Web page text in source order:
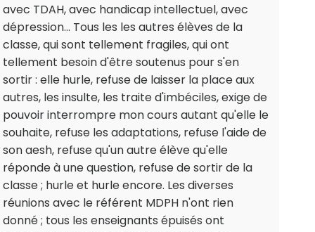
avec TDAH, avec handicap intellectuel, avec
dépression... Tous les les autres élèves de la
classe, qui sont tellement fragiles, qui ont
tellement besoin d'être soutenus pour s'en
sortir : elle hurle, refuse de laisser la place aux
autres, les insulte, les traite d'imbéciles, exige de
pouvoir interrompre mon cours autant qu'elle le
souhaite, refuse les adaptations, refuse l'aide de
son aesh, refuse qu'un autre élève qu'elle
réponde à une question, refuse de sortir de la
classe ; hurle et hurle encore. Les diverses
réunions avec le référent MDPH n'ont rien
donné ; tous les enseignants épuisés ont